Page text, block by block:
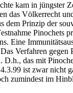
kam in jüngster
das Völkerrecht
Prinzip der
Pinochets
Eine
Verfahren
D.h., das mit
ist zwar nicht
zumindest im